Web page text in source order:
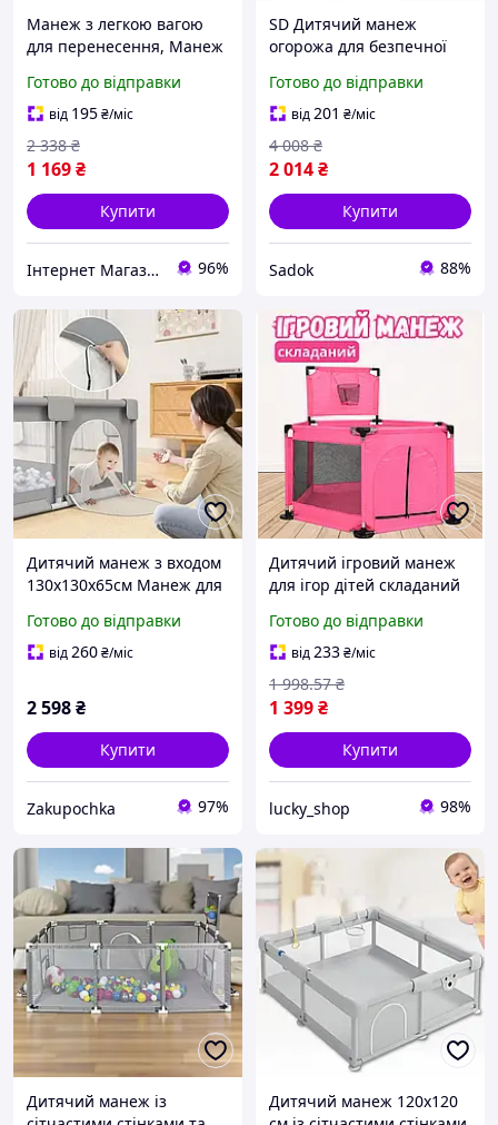
Манеж з легкою вагою
для перенесення, Манеж
манеж Збірний дітей YE-
12
Готово до відправки
від 195₴/міс
1 169₴
2 338 ₴
Купити
Інтернет Магазин "Tano" 96%
SD Дитячий манеж
огорожа для безпечної
Sadok top 134,5х60 см
блакитний Sad-03
Готово до відправки
від201 ₴/міс
2 014₴
4 008 ₴
Купити
Sadok 88%
Дитячий манеж з входом
130х130х65см Манеж для
Просторий ігровий
манеж
Готово до відправки
від260₴/міс
2 598₴
Купити
Zakupochka 97%
Дитячий ігровий манеж
для ігор дітей складаний
кільцем і металевим
каркасом рожевий
Готово до відправки
від233₴/міс
1 399₴
1 998.57 ₴
Купити
lucky_shop 98%
Дитячий манеж із
Дитячий манеж 120х120